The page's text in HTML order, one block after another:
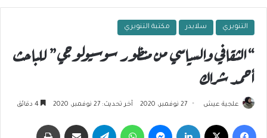
التنويري سلايدر مكتبة التنويري
“الثقافي والسياسي من منظور سوسيولوجي” للباحث
أحمد شراك
علجية عيش 27 نوفمبر، 2020 آخر تحديث: 27 نوفمبر، 2020